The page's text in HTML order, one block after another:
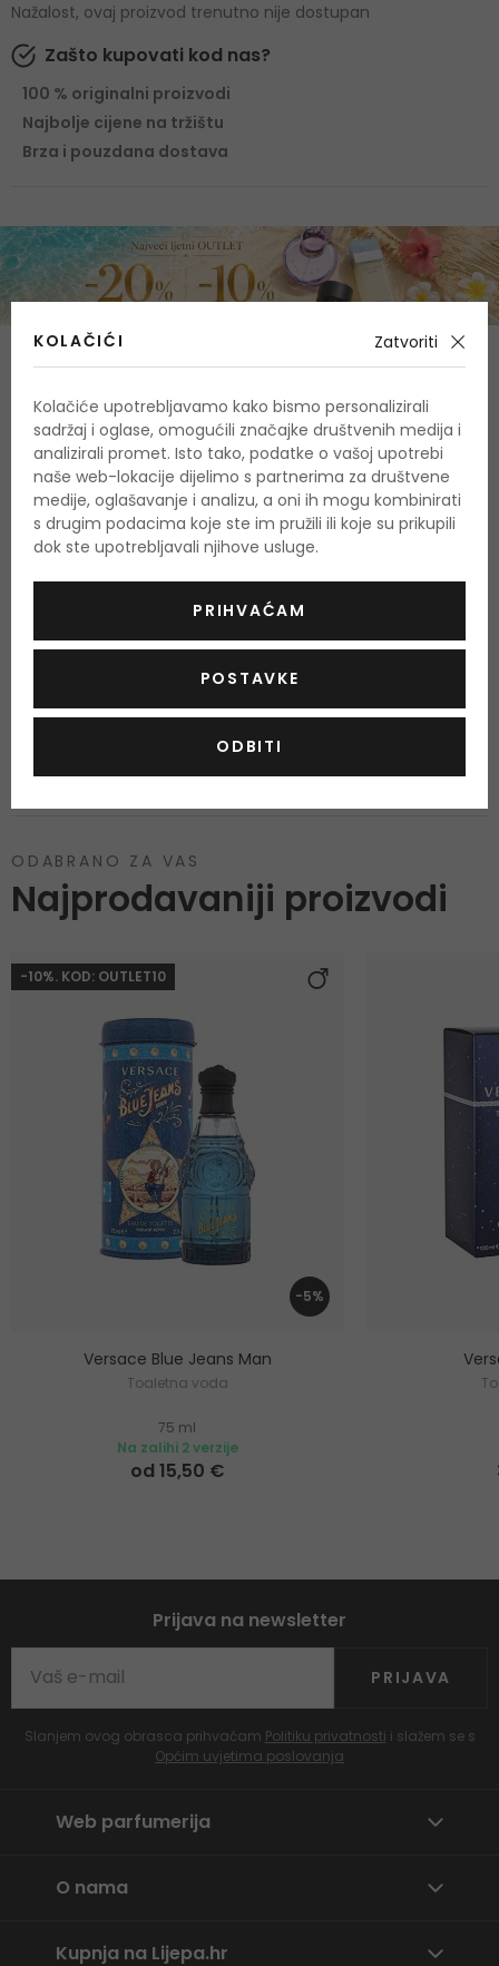
Nažalost, ovaj proizvod trenutno nije dostupan
Zašto kupovati kod nas?
100 % originalni proizvodi
Najbolje cijene na tržištu
Brza i pouzdana dostava
Sastav
Gornje note
kardamom, ruža
Srednje note
čaj, ljubičica, zelene note
Bazne note
OPIS OCJENA OSTALE INFORMACIJE
ODABRANO ZA VAS
Najprodavaniji proizvodi
-10%. KOD: OUTLET10
-5%
Versace Blue Jeans Man
Toaletna voda
75 ml
Na zalihi 2 verzije
od 15,50 €
Prijava na newsletter
PRIJAVA
Slanjem ovog obrasca prihvaćam Politiku privatnosti i slažem se s
Općim uvjetima poslovanja
Web parfumerija
O nama
Kupnja na Lijepa.hr
KOLAČIĆI Zatvoriti
Kolačiće upotrebljavamo kako bismo personalizirali
sadržaj i oglase, omogućili značajke društvenih medija i
analizirali promet. Isto tako, podatke o vašoj upotrebi
naše web-lokacije dijelimo s partnerima za društvene
medije, oglašavanje i analizu, a oni ih mogu kombinirati
s drugim podacima koje ste im pružili ili koje su prikupili
dok ste upotrebljavali njihove usluge.
PRIHVAĆAM
POSTAVKE
ODBITI